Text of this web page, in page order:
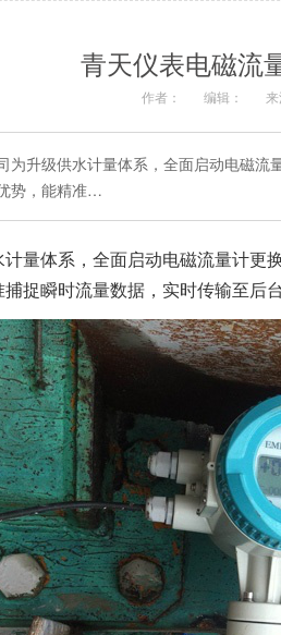
青天仪表电磁流
作者： 编辑： 来
为升级供水计量体系，全面启动电磁
势，能精准…
计量体系，全面启动电磁流量计
捉瞬时流量数据，实时传输至后